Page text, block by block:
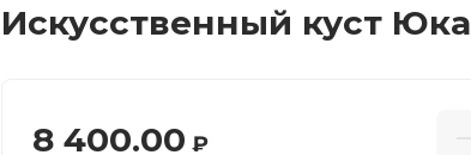
Искусственный куст Юка
8 400.00 ₽